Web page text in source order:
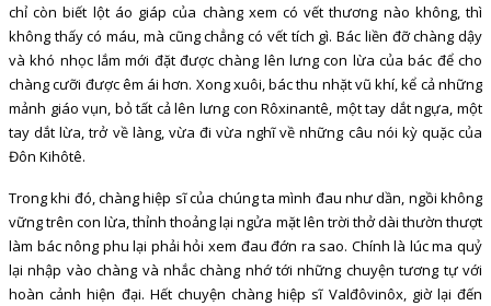
chỉ còn biết lột áo giáp của chàng xem có vết thương nào không, thì
không thấy có máu, mà cũng chẳng có vết tích gì. Bác liền đỡ chàng dậy
và khó nhọc lắm mới đặt được chàng lên lưng con lừa của bác để cho
chàng cưỡi được êm ái hơn. Xong xuôi, bác thu nhặt vũ khí, kể cả những
mảnh giáo vụn, bỏ tất cả lên lưng con Rôxinantê, một tay dắt ngựa, một
tay dắt lừa, trở về làng, vừa đi vừa nghĩ về những câu nói kỳ quặc của
Đôn Kihôtê.
Trong khi đó, chàng hiệp sĩ của chúng ta mình đau như dần, ngồi không
vững trên con lừa, thỉnh thoảng lại ngửa mặt lên trời thở dài thườn thượt
làm bác nông phu lại phải hỏi xem đau đớn ra sao. Chính là lúc ma quỷ
lại nhập vào chàng và nhắc chàng nhớ tới những chuyện tương tự với
hoàn cảnh hiện đại. Hết chuyện chàng hiệp sĩ Valđôvinôx, giờ lại đến